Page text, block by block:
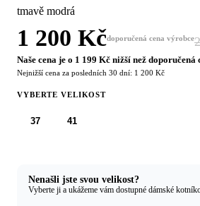
tmavě modrá
1 200 Kčdoporučená cena výrobce
Naše cena je o 1 199 Kč nižší než doporučená
Nejnižší cena za posledních 30 dní: 1 200 Kč
VYBERTE VELIKOST
37 41
Nenašli jste svou velikost?
Vyberte ji a ukážeme vám dostupné dámské